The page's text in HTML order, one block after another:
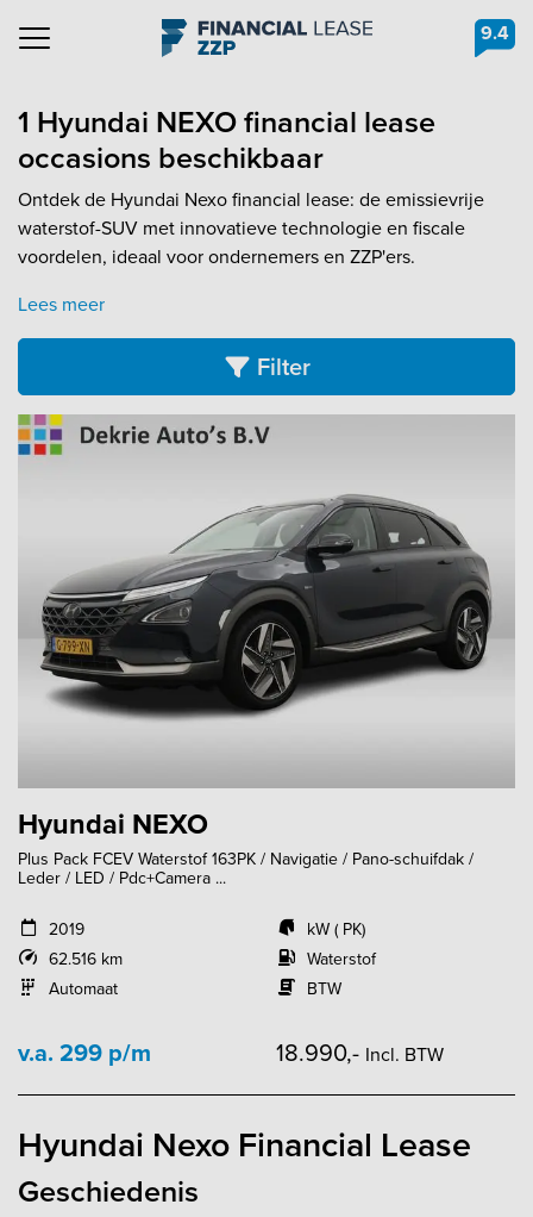
Navigation 9.4
1 Hyundai NEXO financial lease
occasions beschikbaar
Ontdek de Hyundai Nexo financial lease: de emissievrije
waterstof-SUV met innovatieve technologie en fiscale
voordelen, ideaal voor ondernemers en ZZP'ers.
Lees meer
Filter
Hyundai NEXO
Plus Pack FCEV Waterstof 163PK / Navigatie / Pano-schuifdak /
Leder / LED / Pdc+Camera ...
2019
62.516 km
Automaat
kW ( PK)
Waterstof
BTW
v.a. 299 p/m 18.990,- Incl. BTW
Hyundai Nexo Financial Lease
Geschiedenis